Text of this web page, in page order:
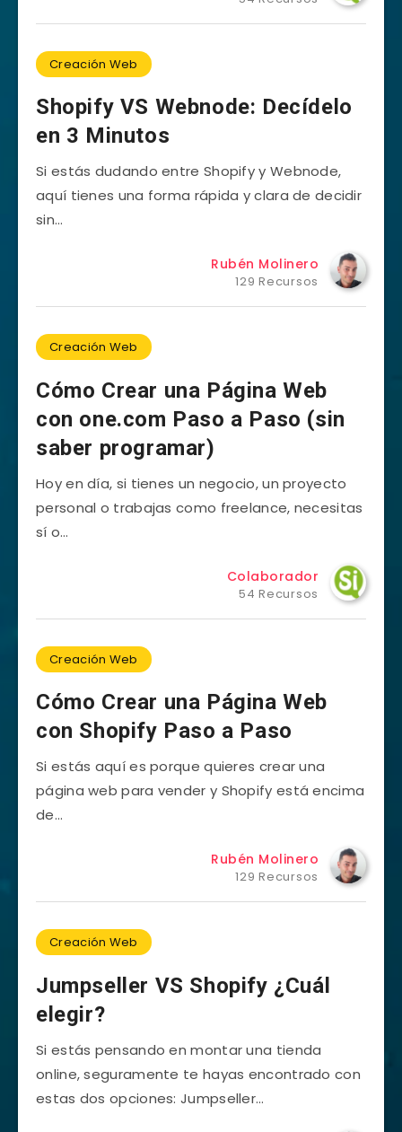
Creación Web
Shopify VS Webnode: Decídelo
en 3 Minutos
Si estás dudando entre Shopify y Webnode,
aquí tienes una forma rápida y clara de decidir
sin…
Rubén Molinero
129 Recursos
Creación Web
Cómo Crear una Página Web
con one.com Paso a Paso (sin
saber programar)
Hoy en día, si tienes un negocio, un proyecto
personal o trabajas como freelance, necesitas
sí o…
Colaborador
54 Recursos
Creación Web
Cómo Crear una Página Web
con Shopify Paso a Paso
Si estás aquí es porque quieres crear una
página web para vender y Shopify está encima
de…
Rubén Molinero
129 Recursos
Creación Web
Jumpseller VS Shopify ¿Cuál
elegir?
Si estás pensando en montar una tienda
online, seguramente te hayas encontrado con
estas dos opciones: Jumpseller…